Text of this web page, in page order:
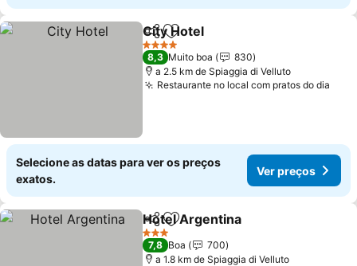
PartilharAdicionar aos favoritos
City Hotel
4 Estrelas
8,3 Muito boa
830
a 2.5 km de Spiaggia di Velluto
Restaurante no local com pratos do dia
Selecione as datas para ver os preços
exatos.
Ver preços
PartilharAdicionar aos favoritos
Hotel Argentina
3 Estrelas
7,8 Boa
700
a 1.8 km de Spiaggia di Velluto